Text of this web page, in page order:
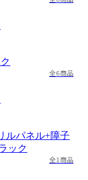
全6商品
全1商品